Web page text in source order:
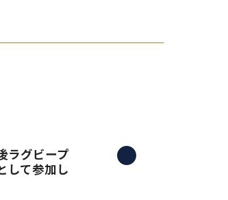
ラグビープ
して参加し